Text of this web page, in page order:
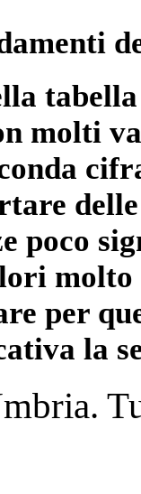
molti
poco
per
la